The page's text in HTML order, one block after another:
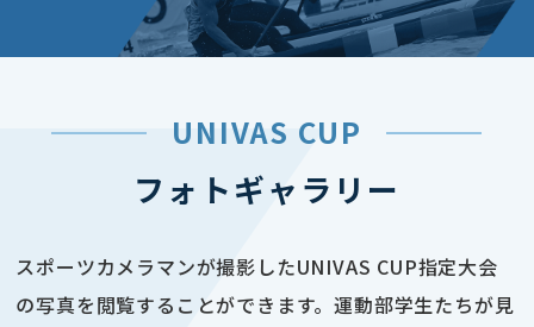
UNIVAS CUP
フォトギャラリー
スポーツカメラマンが撮影したUNIVAS CUP指定大会
の写真を閲覧することができます。運動部学生たちが見